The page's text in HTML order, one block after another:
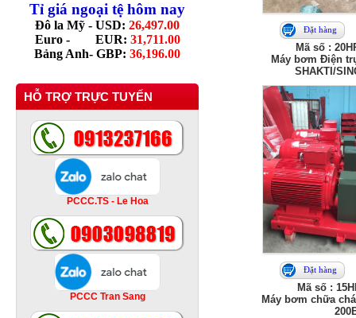
Tỉ giá ngoại tệ hôm nay
Đô la Mỹ - USD: 26,497.00
Euro - EUR: 31,711.00
Bảng Anh- GBP: 36,196.00
HỖ TRỢ TRỰC TUYẾN
PCCC.TS - Le Hoa
PCCC Tran Sang
Đặt hàng
Mã số :
Máy bơm Điện
SHAKTI/
Đặt hàng
Mã số :
Máy bơm chữa